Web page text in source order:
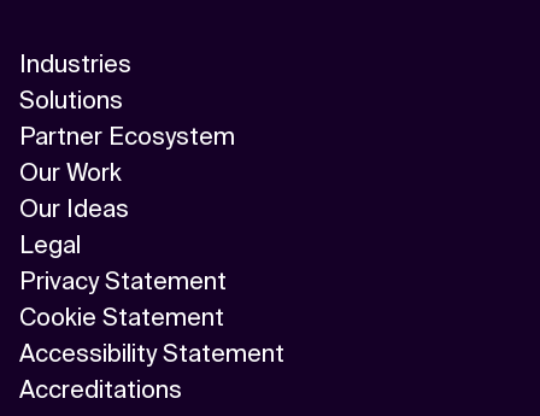
Industries
Solutions
Partner Ecosystem
Our Work
Our Ideas
Legal
Privacy Statement
Cookie Statement
Accessibility Statement
Accreditations